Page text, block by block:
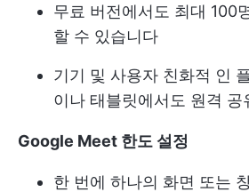
무료 버전에서도 최대 100
할 수 있습니다
기기 및 사용자 친화적 인
이나 태블릿에서도 원격 공
Google Meet 한도 설정
한 번에 하나의 화면 또는